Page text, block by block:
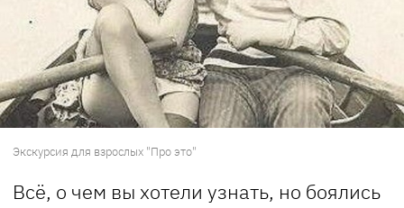
Экскурсия для взрослых "Про это"
Всё, о чем вы хотели узнать, но боялись